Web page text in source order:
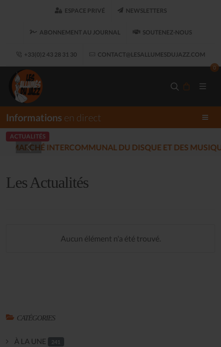
ESPACE PRIVÉ NEWSLETTERS
ABONNEMENT AU JOURNAL SOUTENEZ-NOUS
+33(0)2 43 28 31 30 CONTACT@LESALLUMESDUJAZZ.COM
0
Informations en direct
ACTUALITÉS
LES ALLUMÉS DU
Les Actualités
Aucun élément n'a été trouvé.
CATÉGORIES
À LA UNE 241